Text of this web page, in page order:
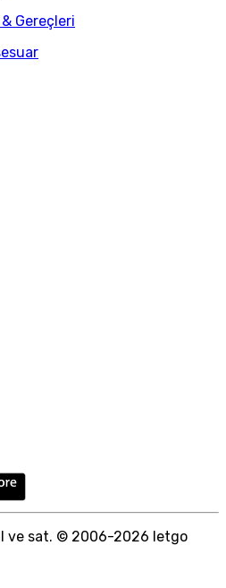
Gereçleri
ve sat. © 2006-2026 letgo